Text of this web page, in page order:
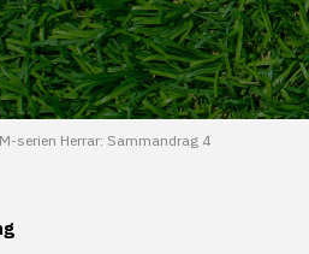
serien Herrar: Sammandrag 4